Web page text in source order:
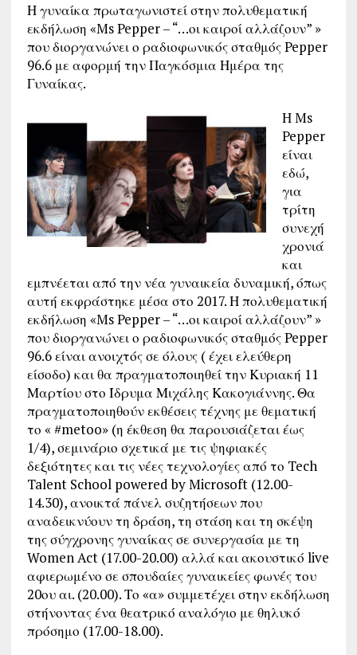
Η γυναίκα πρωταγωνιστεί στην πολυθεματική
εκδήλωση «Ms Pepper – “…οι καιροί αλλάζουν” »
που διοργανώνει ο ραδιοφωνικός σταθμός Pepper
96.6 με αφορμή την Παγκόσμια Ημέρα της
Γυναίκας.
Η Ms
Pepper
είναι
εδώ,
για
τρίτη
συνεχή
χρονιά
και
εμπνέεται από την νέα γυναικεία δυναμική, όπως
αυτή εκφράστηκε μέσα στο 2017. Η πολυθεματική
εκδήλωση «Ms Pepper – “…οι καιροί αλλάζουν” »
που διοργανώνει ο ραδιοφωνικός σταθμός Pepper
96.6 είναι ανοιχτός σε όλους ( έχει ελεύθερη
είσοδο) και θα πραγματοποιηθεί την Κυριακή 11
Μαρτίου στο Ίδρυμα Μιχάλης Κακογιάννης. Θα
πραγματοποιηθούν εκθέσεις τέχνης με θεματική
το « #metoo» (η έκθεση θα παρουσιάζεται έως
1/4), σεμινάριο σχετικά με τις ψηφιακές
δεξιότητες και τις νέες τεχνολογίες από το Tech
Talent School powered by Microsoft (12.00-
14.30), ανοικτά πάνελ συζητήσεων που
αναδεικνύουν τη δράση, τη στάση και τη σκέψη
της σύγχρονης γυναίκας σε συνεργασία με τη
Women Act (17.00-20.00) αλλά και ακουστικό live
αφιερωμένο σε σπουδαίες γυναικείες φωνές του
20ου αι. (20.00). Το «α» συμμετέχει στην εκδήλωση
στήνοντας ένα θεατρικό αναλόγιο με θηλυκό
πρόσημο (17.00-18.00).